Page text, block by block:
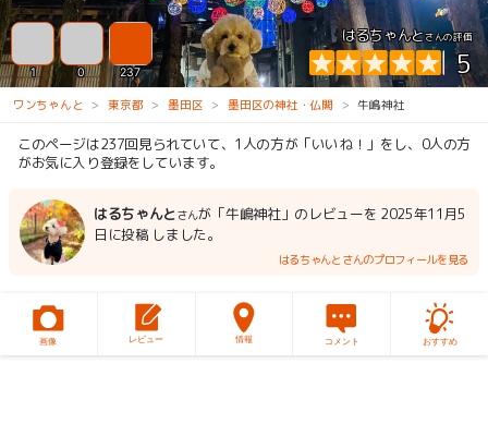
はるちゃんとさんの評価
5
1 0 237
ワンちゃんと 東京都 墨田区 墨田区の神社・仏閣 牛嶋神社
このページは237回見られていて、1人の方が「いいね！」をし、0人の方
がお気に入り登録をしています。
はるちゃんとさんが「牛嶋神社」のレビューを 2025年11月5
日に投稿 しました。
はるちゃんとさんのプロフィールを見る
画像 レビュー 情報 コメント おすすめ